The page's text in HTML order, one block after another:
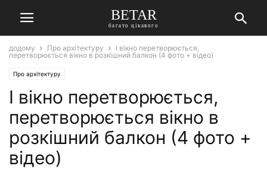
BETAR
багато цікавого
додому Про архітектуру
І вікно перетворюється,
перетворюється вікно в розкішний балкон (4 фото + відео)
Про архітектуру
І вікно перетворюється,
перетворюється вікно в
розкішний балкон (4 фото +
відео)